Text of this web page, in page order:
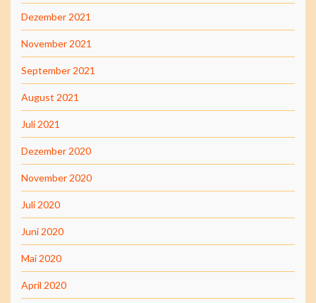
Dezember 2021
November 2021
September 2021
August 2021
Juli 2021
Dezember 2020
November 2020
Juli 2020
Juni 2020
Mai 2020
April 2020